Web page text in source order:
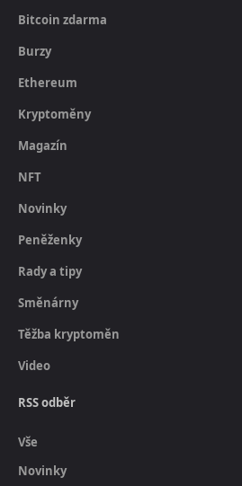
Bitcoin zdarma
Burzy
Ethereum
Kryptoměny
Magazín
NFT
Novinky
Peněženky
Rady a tipy
Směnárny
Těžba kryptoměn
Video
RSS odběr
Vše
Novinky